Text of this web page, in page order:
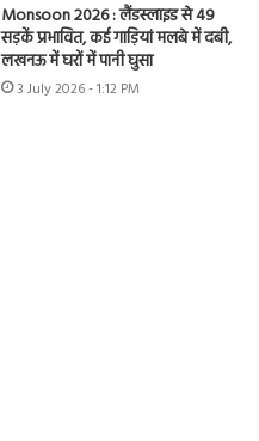
Monsoon 2026 : लैंडस्लाइड से 49
सड़कें प्रभावित, कई गाड़ियां मलबे में दबी,
लखनऊ में घरों में पानी घुसा
3 July 2026 - 1:12 PM